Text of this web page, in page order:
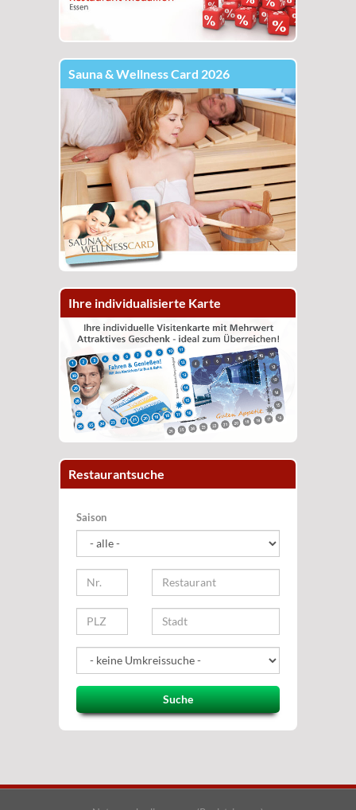
Sauna & Wellness Card 2026
Ihre individualisierte Karte
Restaurantsuche
Saison
Suche